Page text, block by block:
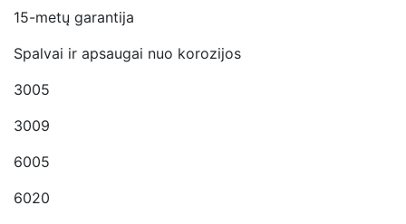
15-metų garantija
Spalvai ir apsaugai nuo korozijos
3005
3009
6005
6020